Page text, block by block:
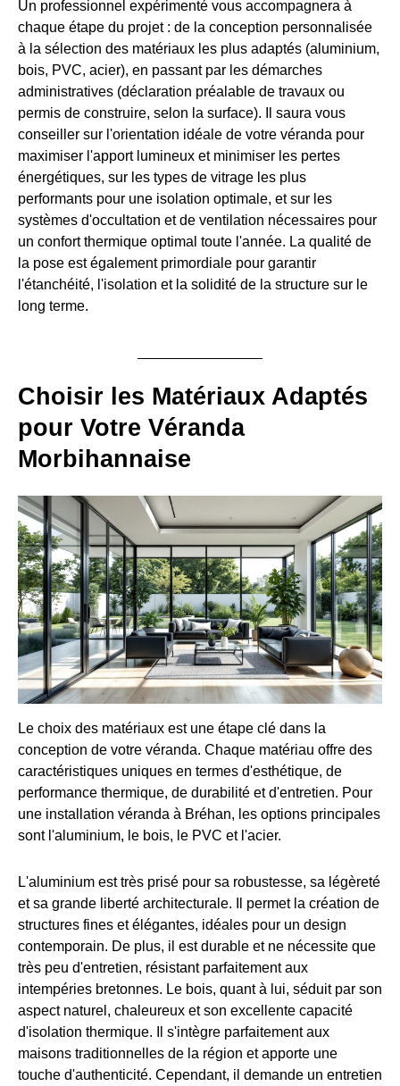
Un professionnel expérimenté vous accompagnera à
chaque étape du projet : de la conception personnalisée
à la sélection des matériaux les plus adaptés (aluminium,
bois, PVC, acier), en passant par les démarches
administratives (déclaration préalable de travaux ou
permis de construire, selon la surface). Il saura vous
conseiller sur l'orientation idéale de votre véranda pour
maximiser l'apport lumineux et minimiser les pertes
énergétiques, sur les types de vitrage les plus
performants pour une isolation optimale, et sur les
systèmes d'occultation et de ventilation nécessaires pour
un confort thermique optimal toute l'année. La qualité de
la pose est également primordiale pour garantir
l'étanchéité, l'isolation et la solidité de la structure sur le
long terme.
Choisir les Matériaux Adaptés
pour Votre Véranda
Morbihannaise
Le choix des matériaux est une étape clé dans la
conception de votre véranda. Chaque matériau offre des
caractéristiques uniques en termes d'esthétique, de
performance thermique, de durabilité et d'entretien. Pour
une installation véranda à Bréhan, les options principales
sont l'aluminium, le bois, le PVC et l'acier.
L'aluminium est très prisé pour sa robustesse, sa légèreté
et sa grande liberté architecturale. Il permet la création de
structures fines et élégantes, idéales pour un design
contemporain. De plus, il est durable et ne nécessite que
très peu d'entretien, résistant parfaitement aux
intempéries bretonnes. Le bois, quant à lui, séduit par son
aspect naturel, chaleureux et son excellente capacité
d'isolation thermique. Il s'intègre parfaitement aux
maisons traditionnelles de la région et apporte une
touche d'authenticité. Cependant, il demande un entretien